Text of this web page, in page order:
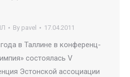
By pavel 17.04.2011
в Таллине в конференц-
состоялась V
Эстонской ассоциации